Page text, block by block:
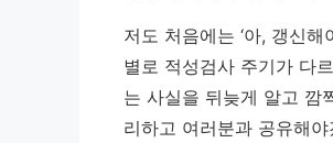
저도 처음에는 ‘아, 갱신
별로 적성검사 주기가 다
는 사실을 뒤늦게 알고 깜
리하고 여러분과 공유해